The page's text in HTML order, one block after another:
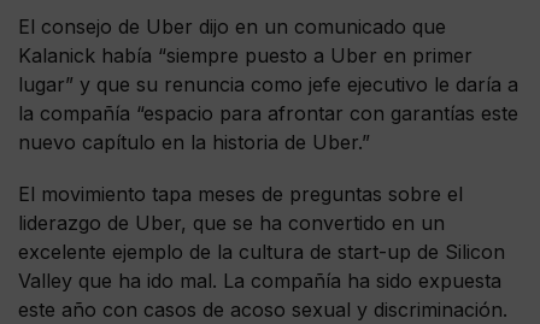
El consejo de Uber dijo en un comunicado que
Kalanick había “siempre puesto a Uber en primer
lugar” y que su renuncia como jefe ejecutivo le daría a
la compañía “espacio para afrontar con garantías este
nuevo capítulo en la historia de Uber.”
El movimiento tapa meses de preguntas sobre el
liderazgo de Uber, que se ha convertido en un
excelente ejemplo de la cultura de start-up de Silicon
Valley que ha ido mal. La compañía ha sido expuesta
este año con casos de acoso sexual y discriminación.